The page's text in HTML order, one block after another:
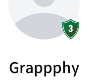
Grappphy